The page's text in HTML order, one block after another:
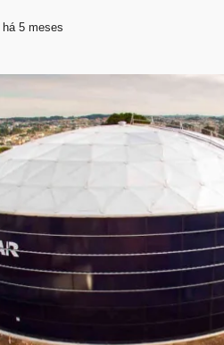
há 5 meses